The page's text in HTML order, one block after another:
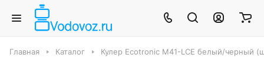
Главная Каталог Кулер Ecotronic M41-LCE белый/черный